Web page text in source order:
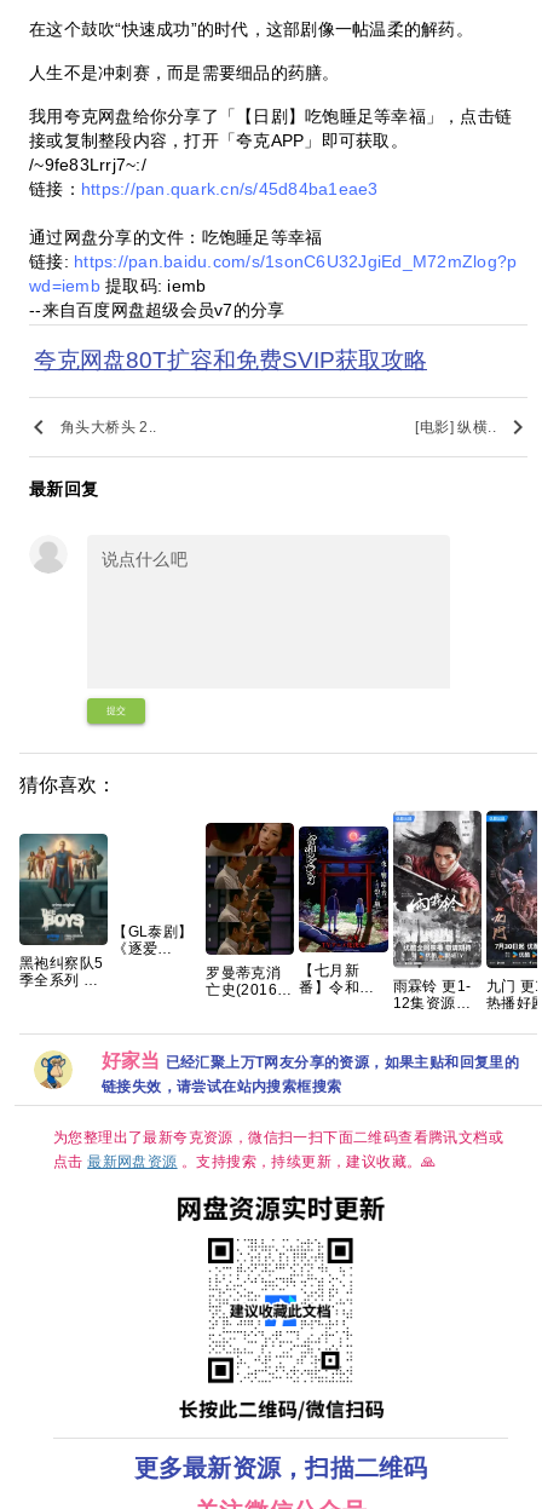
在这个鼓吹“快速成功”的时代，这部剧像一帖温柔的解药。
人生不是冲刺赛，而是需要细品的药膳。
我用夸克网盘给你分享了「【日剧】吃饱睡足等幸福」，点击链
接或复制整段内容，打开「夸克APP」即可获取。
/~9fe83Lrrj7~:/
链接： https://pan.quark.cn/s/45d84ba1eae3
通过网盘分享的文件：吃饱睡足等幸福
链接: https://pan.baidu.com/s/1sonC6U32JgiEd_M72mZlog?p
wd=iemb提取码: iemb
--来自百度网盘超级会员v7的分享
夸克网盘80T扩容和免费SVIP获取攻略
keyboard_arrow_left 角头大桥头 2.. [电影] 纵横.. keyboard_arrow_right
最新回复
提交
猜你喜欢：
黑袍纠察队5
季全系列 手
罪】夸克
【GL泰剧】
《逐爱
【泰语中
字】【共8
集】
罗曼蒂克消
亡史(2016)
优/章子怡]
[19.6GB]
【七月新
番】令和的
【夸克百度
网盘+】
雨霖铃 更1-
12集资源
九门 更
热播好
百度网
好家当 已经汇聚上万T网友分享的资源，如果主贴和回复里的
链接失效，请尝试在站内搜索框搜索
为您整理出了最新夸克资源，微信扫一扫下面二维码查看腾讯文档或
点击最新网盘资源 。支持搜索，持续更新，建议收藏。🙏
更多最新资源，扫描二维码